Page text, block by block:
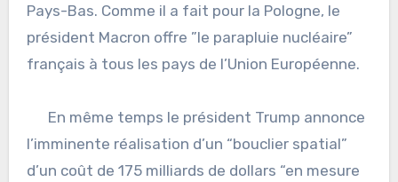
Pays-Bas. Comme il a fait pour la Pologne, le
président Macron offre ”le parapluie nucléaire”
français à tous les pays de l’Union Européenne.
En même temps le président Trump annonce
l’imminente réalisation d’un “bouclier spatial”
d’un coût de 175 milliards de dollars “en mesure